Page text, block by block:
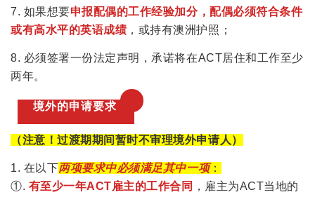
7. 如果想要申报配偶的工作经验加分，配偶必须符合条件
或有高水平的英语成绩，或持有澳洲护照；
8. 必须签署一份法定声明，承诺将在ACT居住和工作至少
两年。
境外的申请要求
（注意！过渡期期间暂时不审理境外申请人）
1. 在以下两项要求中必须满足其中一项：
①. 有至少一年ACT雇主的工作合同
，雇主为ACT当地的